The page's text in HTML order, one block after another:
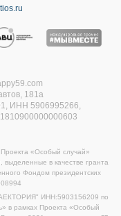
181а
ИНН 5906995266,
«Особый случай»
выделенные в качестве гранта
Фондом президентских
ИНН:5903156209 по
в рамках Проекта «Особый